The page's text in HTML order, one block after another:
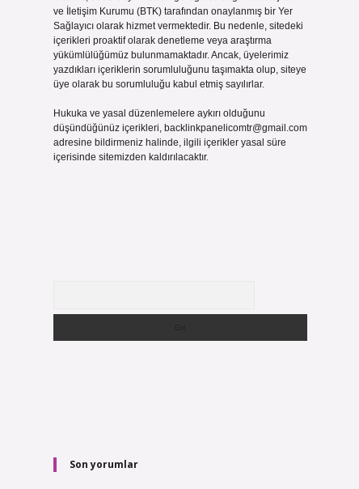
ve İletişim Kurumu (BTK) tarafından onaylanmış bir Yer
Sağlayıcı olarak hizmet vermektedir. Bu nedenle, sitedeki
içerikleri proaktif olarak denetleme veya araştırma
yükümlülüğümüz bulunmamaktadır. Ancak, üyelerimiz
yazdıkları içeriklerin sorumluluğunu taşımakta olup, siteye
üye olarak bu sorumluluğu kabul etmiş sayılırlar.
Hukuka ve yasal düzenlemelere aykırı olduğunu
düşündüğünüz içerikleri, backlinkpanelicomtr@gmail.com
adresine bildirmeniz halinde, ilgili içerikler yasal süre
içerisinde sitemizden kaldırılacaktır.
Son yorumlar